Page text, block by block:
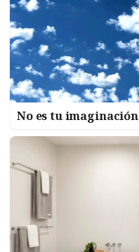
No es tu imaginación